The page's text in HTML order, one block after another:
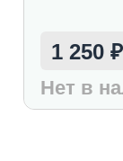
1 250 ₽
Нет в